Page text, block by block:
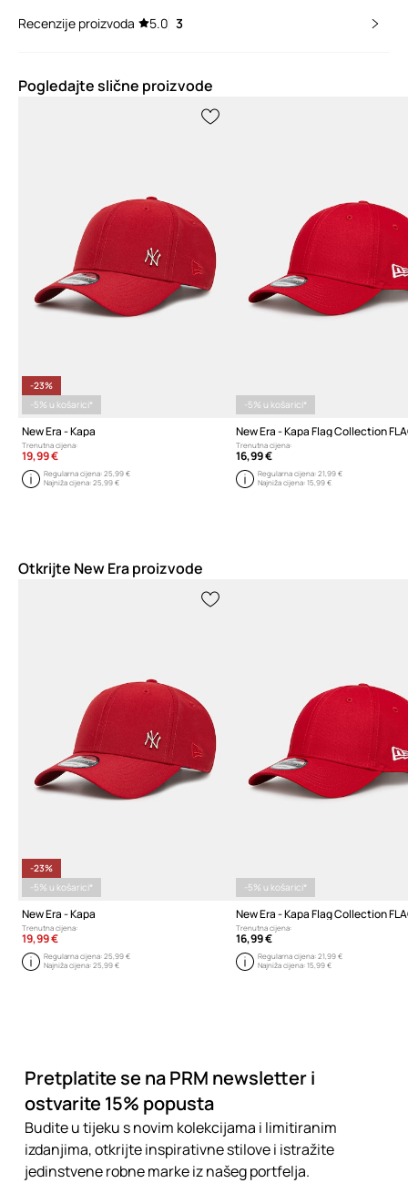
Recenzije proizvoda 5.0 3
Pogledajte slične proizvode
-23%
-5% u košarici*
New Era - Kapa
Trenutna cijena:
19,99 €
Regularna cijena:25,99 €
Najniža cijena:25,99 €
-5% u košarici*
New Era - Kapa Flag Collection
Trenutna cijena:
16,99 €
Regularna cijena: 21,99 €
Najniža cijena: 15,99 €
Otkrijte New Era proizvode
-23%
-5% u košarici*
New Era - Kapa
Trenutna cijena:
19,99 €
Regularna cijena:25,99 €
Najniža cijena:25,99 €
-5% u košarici*
New Era - Kapa Flag Collection
Trenutna cijena:
16,99 €
Regularna cijena: 21,99 €
Najniža cijena: 15,99 €
Pretplatite se na PRM newsletter i
ostvarite 15% popusta
Budite u tijeku s novim kolekcijama i limitiranim
izdanjima, otkrijte inspirativne stilove i istražite
jedinstvene robne marke iz našeg portfelja.